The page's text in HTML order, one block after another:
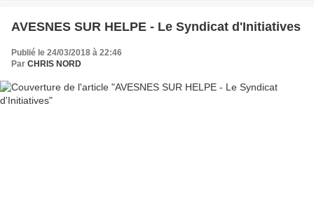
AVESNES SUR HELPE - Le Syndicat d'Initiatives
Publié le 24/03/2018 à 22:46
Par CHRIS NORD